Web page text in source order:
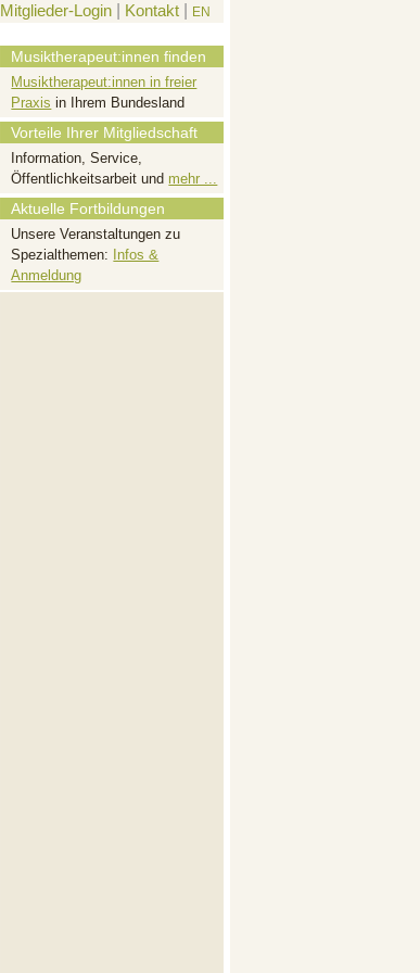
Mitglieder-Login| Kontakt| EN
Musiktherapeut:innen finden
Musiktherapeut:innen in freier
Praxis in Ihrem Bundesland
Vorteile Ihrer Mitgliedschaft
Information, Service,
Öffentlichkeitsarbeit und mehr ...
Aktuelle Fortbildungen
Unsere Veranstaltungen zu
Spezialthemen:
Infos &
Anmeldung